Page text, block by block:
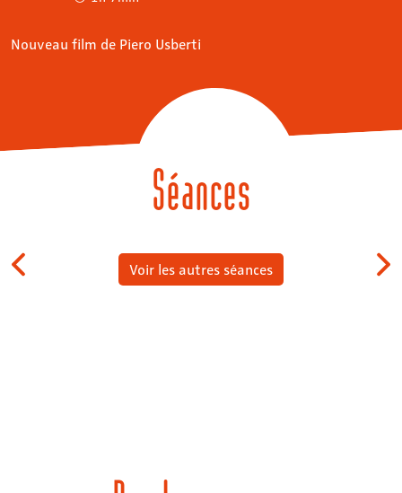
Nouveau film de Piero Usberti
Séances
Voir les autres séances